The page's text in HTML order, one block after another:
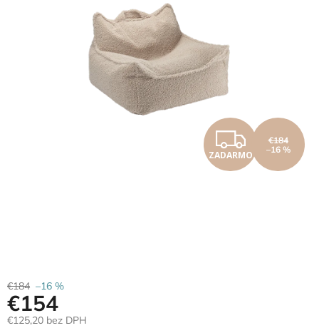
raj
Prihlásenie
ZADARMO
€184
–16 %
€184 –16 %
€154
€125,20 bez DPH